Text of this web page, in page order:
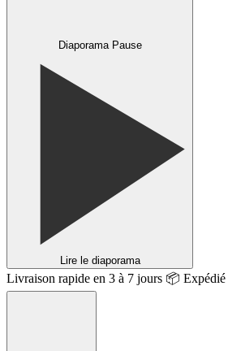
Diaporama Pause
Lire le diaporama
Livraison rapide en 3 à 7 jours 📦